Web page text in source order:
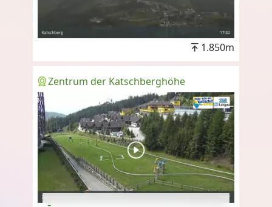
1.850m
Zentrum der Katschberghöhe